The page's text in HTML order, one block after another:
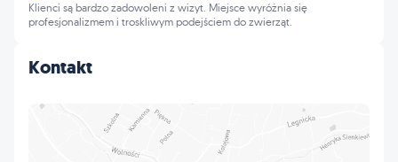
Kontakt
Klienci są bardzo zadowoleni z wizyt. Miejsce wyróżnia się
profesjonalizmem i troskliwym podejściem do zwierząt.